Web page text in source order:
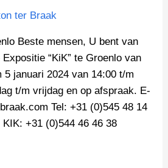
ter Braak
Beste mensen, U bent van
“KiK” te Groenlo van
5 januari 2024 van 14:00 t/m
t/m vrijdag en op afspraak. E-
Tel: +31 (0)545 48 14
KIK: +31 (0)544 46 46 38